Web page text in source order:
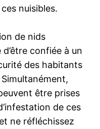
nuisibles.
de nids
confiée à un
des habitants
être prises
de ces
ne réfléchissez